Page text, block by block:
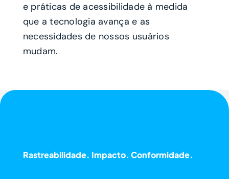
e práticas de acessibilidade à medida
que a tecnologia avança e as
necessidades de nossos usuários
mudam.
Rastreabilidade. Impacto. Conformidade.